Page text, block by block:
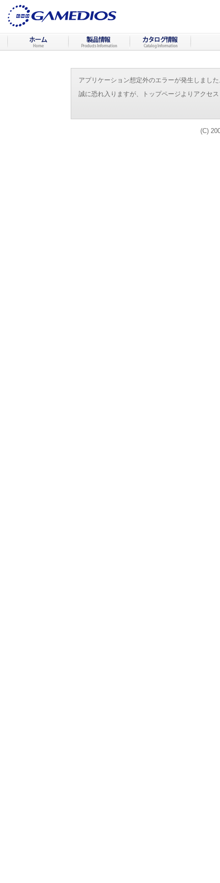
アプリケーション想定外のエラーが発生しまし
誠に恐れ入りますが、トップページよりアクセ
(C)